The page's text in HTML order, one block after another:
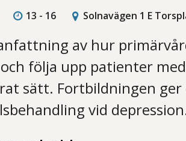
13 - 16 Solnavägen 1 E
av hur
följa upp patienter
sätt. Fortbildningen ger
vid